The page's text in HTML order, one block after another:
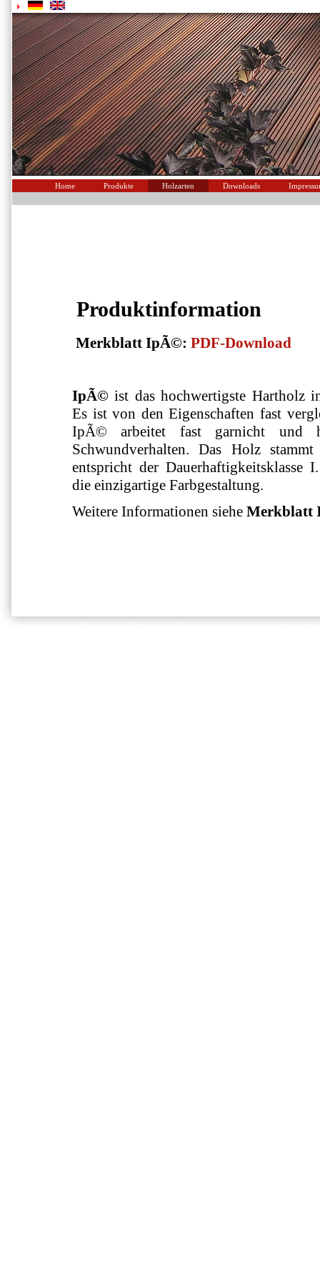
Home Produkte Holzarten Downloads
Produktinformation
Merkblatt IpÃ©: PDF-Download
IpÃ© ist das hochwertigste Hartholz
Es ist von den Eigenschaften fast
IpÃ© arbeitet fast garnicht und
Schwundverhalten. Das Holz
entspricht der Dauerhaftigkeitsklasse
die einzigartige Farbgestaltung.
Weitere Informationen siehe Merkblatt